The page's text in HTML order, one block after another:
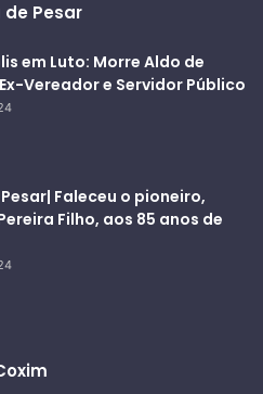
de Pesar
em Luto: Morre Aldo de
Vereador e Servidor Público
Faleceu o pioneiro,
Filho, aos 85 anos de